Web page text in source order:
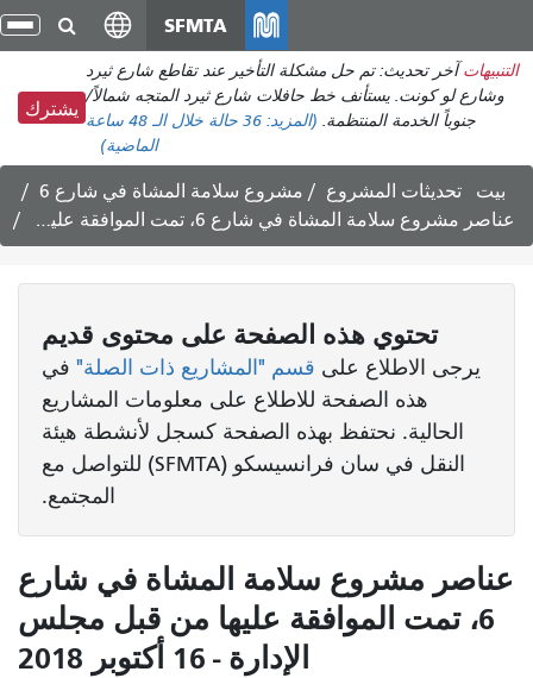
انتقل
إلى
المحتوى
الرئيسي
SFMTA
التنبيهات آخر تحديث: تم حل مشكلة التأخير عند تقاطع شارع ثيرد
وشارع لو كونت. يستأنف خط حافلات شارع ثيرد المتجه شمالاً/
جنوباً الخدمة المنتظمة. (المزيد: 36 حالة
خلال الـ 48 ساعة
الماضية)
يشترك
بيت تحديثات المشروع
مشروع سلامة المشاة في شارع 6
عناصر مشروع سلامة المشاة في شارع 6، تمت الموافقة عليها من قبل مجلس الإدارة - 16 أكتوبر 2018
تحتوي هذه الصفحة على محتوى قديم
يرجى الاطلاع على قسم "المشاريع ذات الصلة" في
هذه الصفحة للاطلاع على معلومات المشاريع
الحالية. نحتفظ بهذه الصفحة كسجل لأنشطة هيئة
النقل في سان فرانسيسكو (SFMTA) للتواصل مع
المجتمع.
عناصر مشروع سلامة المشاة في شارع
6، تمت الموافقة عليها من قبل مجلس
الإدارة - 16 أكتوبر 2018